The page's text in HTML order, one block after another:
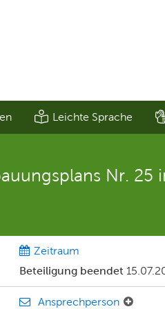
Leichte Sprache
Nr.
Zeitraum
Beteiligung beendet
Ansprechperson